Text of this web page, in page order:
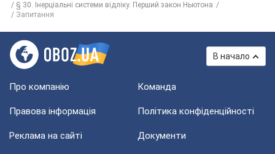
§ 30. Інерціальні системи відліку. Перший закон Ньютона
Запитання
В начало
Про компанію Команда
Правова інформація Політика конфіденційності
Реклама на сайті Документи